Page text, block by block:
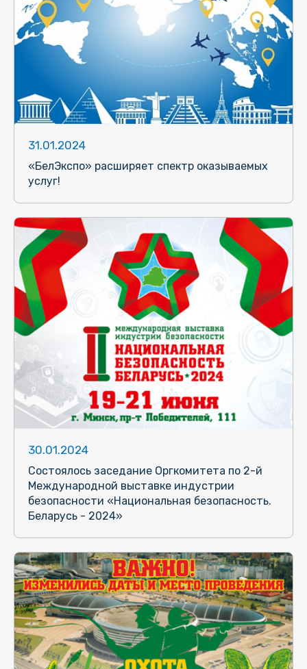
31.01.2024
«БелЭкспо» расширяет спектр оказываемых
услуг!
30.01.2024
Состоялось заседание Оргкомитета по 2-й
Международной выставке индустрии
безопасности «Национальная безопасность.
Беларусь - 2024»